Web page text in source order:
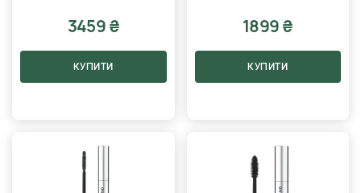
3459 ₴
КУПИТИ
1899 ₴
КУПИТИ